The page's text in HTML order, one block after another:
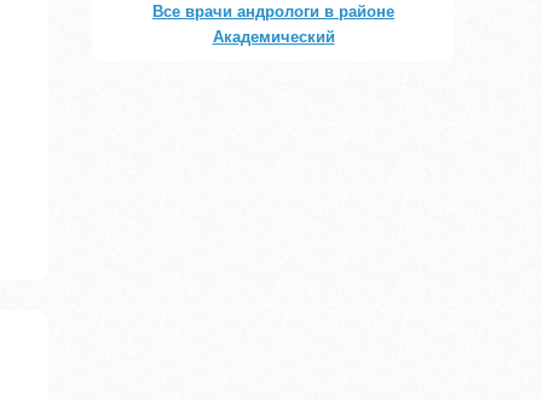
Все врачи андрологи в районе
Академический